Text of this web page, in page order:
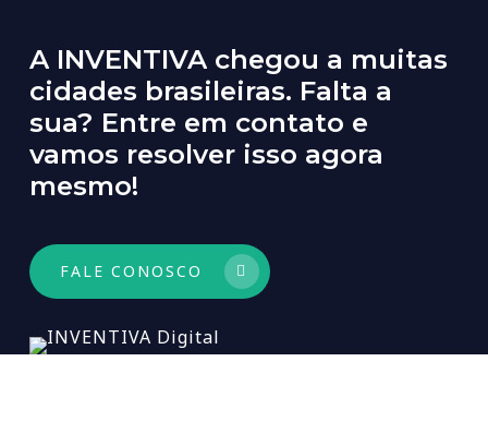
A INVENTIVA chegou a muitas
cidades brasileiras. Falta a
sua? Entre em contato e
vamos resolver isso agora
mesmo!
FALE CONOSCO